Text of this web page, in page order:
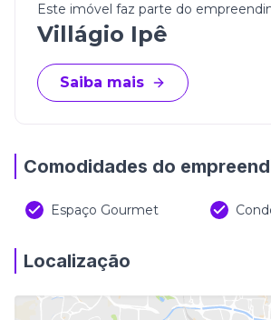
Este imóvel faz parte do
Villágio Ipê
Saiba mais
Comodidades do
Espaço Gourmet
Localização